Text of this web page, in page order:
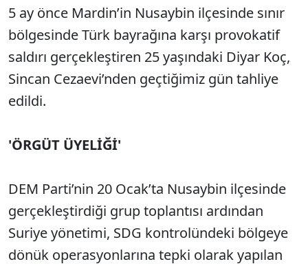
5 ay önce Mardin’in Nusaybin ilçesinde sınır
bölgesinde Türk bayrağına karşı provokatif
saldırı gerçekleştiren 25 yaşındaki Diyar Koç,
Sincan Cezaevi’nden geçtiğimiz gün tahliye
edildi.
'ÖRGÜT ÜYELİĞİ'
DEM Parti’nin 20 Ocak’ta Nusaybin ilçesinde
gerçekleştirdiği grup toplantısı ardından
Suriye yönetimi, SDG kontrolündeki bölgeye
dönük operasyonlarına tepki olarak yapılan